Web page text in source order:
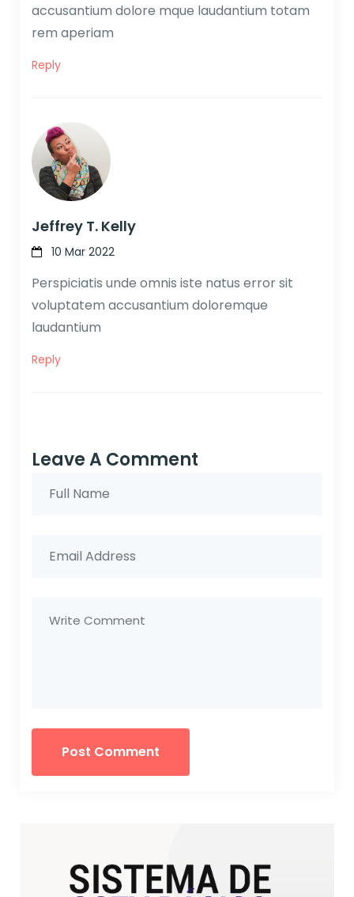
accusantium dolore mque laudantium totam
rem aperiam
Reply
Jeffrey T. Kelly
10 Mar 2022
Perspiciatis unde omnis iste natus error sit
voluptatem accusantium doloremque
laudantium
Reply
Leave A Comment
Post Comment